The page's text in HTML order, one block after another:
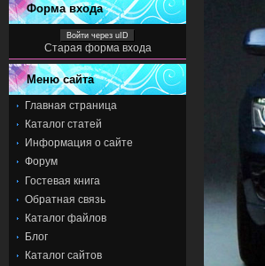
Форма входа
Войти через uID
Старая форма входа
Меню сайта
Главная страница
Каталог статей
Информация о сайте
Форум
Гостевая книга
Обратная связь
Каталог файлов
Блог
Каталог сайтов